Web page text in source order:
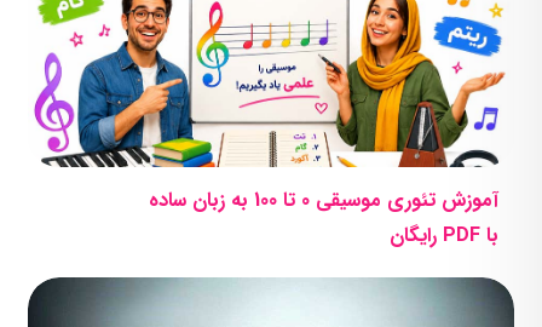
آموزش تئوری موسیقی 0 تا 100 به زبان ساده
با PDF رایگان